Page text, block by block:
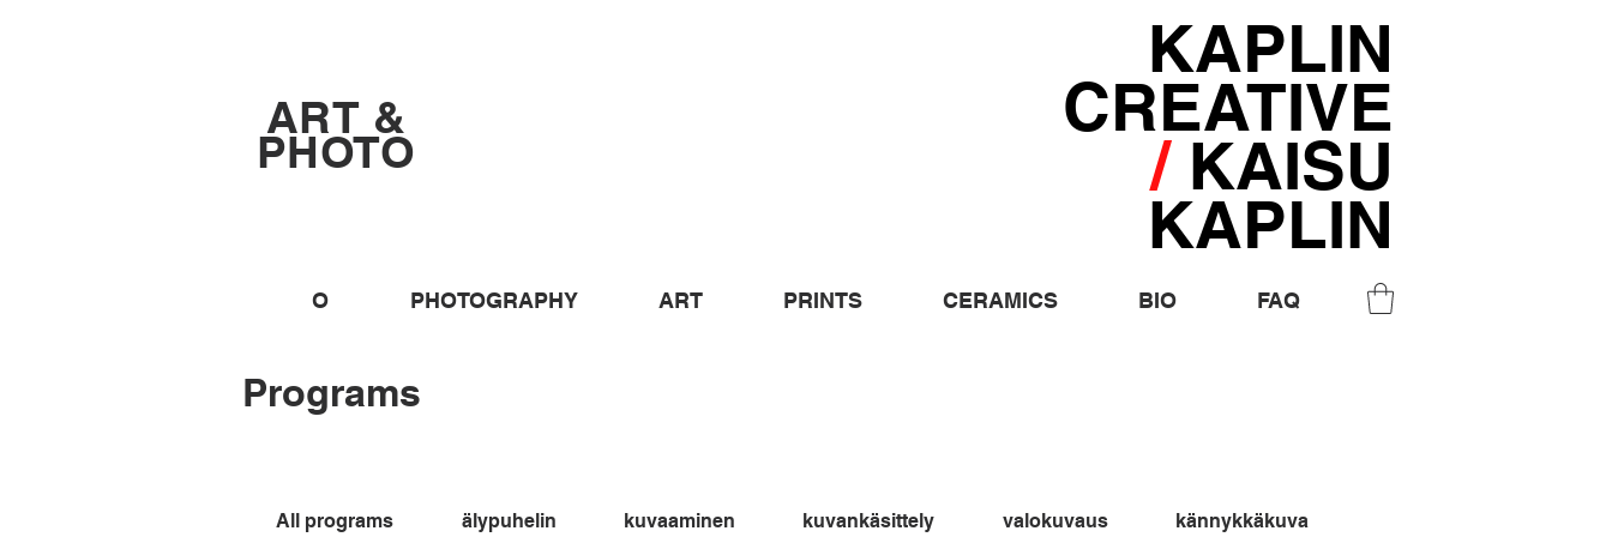
ART &
PHOTO
KAPLIN
CREATIVE
/KAISU
KAPLIN
O PHOTOGRAPHY ART PRINTS CERAMICS BIO FAQ
Programs
All programs älypuhelin kuvaaminen kuvankäsittely valokuvaus kännykkäkuva